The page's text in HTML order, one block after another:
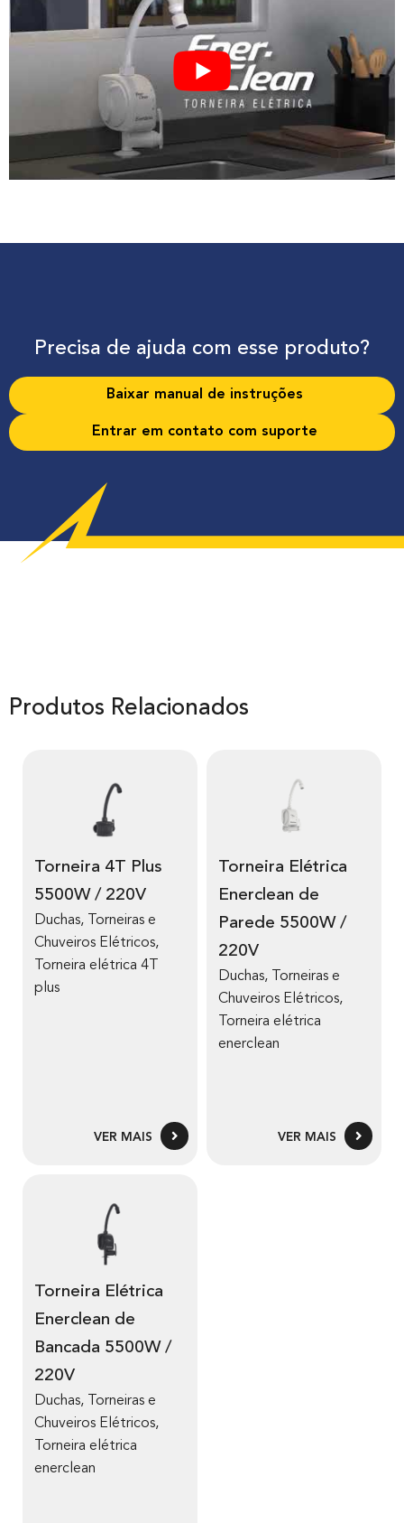
Precisa de ajuda com esse produto?
Baixar manual de instruções
Entrar em contato com suporte
Produtos Relacionados
Torneira 4T Plus
5500W / 220V
Duchas, Torneiras e
Chuveiros Elétricos,
Torneira elétrica 4T
plus
VER MAIS
Torneira Elétrica
Enerclean de
Parede 5500W /
220V
Duchas, Torneiras e
Chuveiros Elétricos,
Torneira elétrica
enerclean
VER MAIS
Torneira Elétrica
Enerclean de
Bancada 5500W /
220V
Duchas, Torneiras e
Chuveiros Elétricos,
Torneira elétrica
enerclean